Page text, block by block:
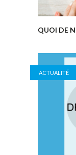
QUOI DE
ACTUALITÉ